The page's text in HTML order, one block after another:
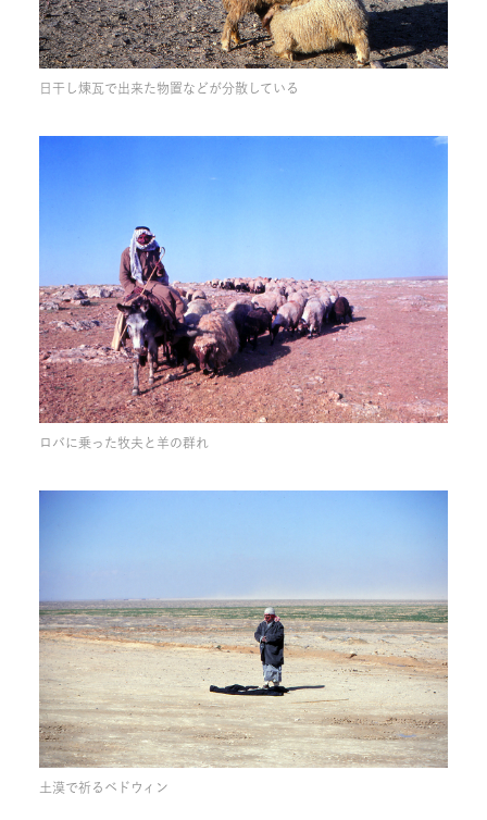
日干し煉瓦で出来た物置などが分散している
ロバに乗った牧夫と羊の群れ
土漠で祈るベドウィン